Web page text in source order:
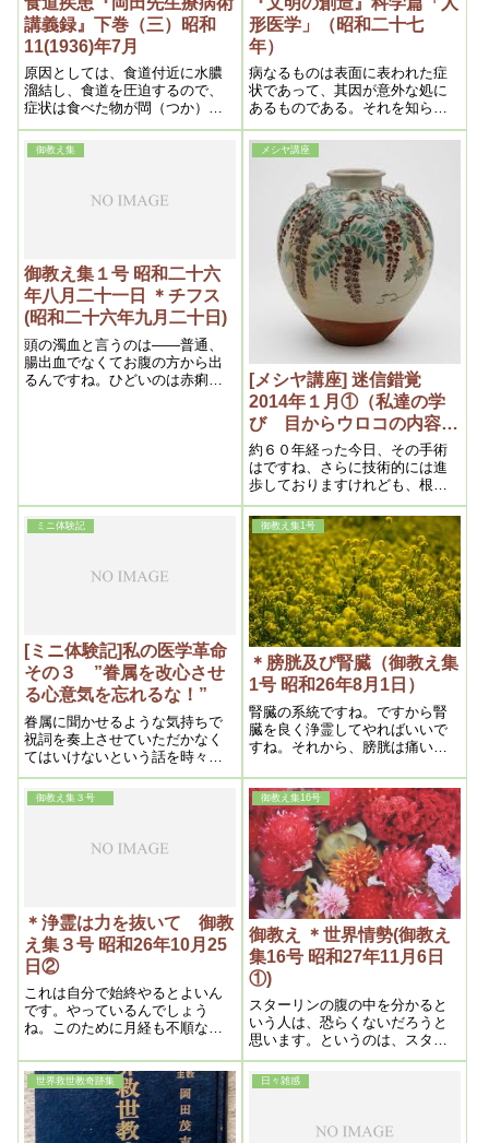
講義録』下巻（三）昭和
11(1936)年7月
原因としては、食道付近に水膿
溜結し、食道を圧迫するので、
症状は食べた物が閊（つか）え
る。末期には全然食物が通らな
くなり、水を飲んでも吐くよう
になるのであります
形医学」（昭和二十七
年）
病なるものは表面に表われた症
状であって、其因が意外な処に
あるものである。それを知らな
い医学は、症状さえ治せば病気
は治るものと解釈しているの
で、真の医術ではないのであ
る。それは全く人間は綜合体で
あるという事の認識がないから
である
御教え集
御教え集１号 昭和二十六
年八月二十一日 ＊チフス
(昭和二十六年九月二十日)
頭の濁血と言うのは——普通、
腸出血でなくてお腹の方から出
るんですね。ひどいのは赤痢で
メシヤ講座
[メシヤ講座] 迷信錯覚
2014年１月①（私達の学
び 目からウロコの内容よ
り）
約６０年経った今日、その手術
はですね、さらに技術的には進
歩しておりますけれども、根本
的に肉体の機能を残しつつ病だ
けを除去するという手術は未だ
に出来ておりませんので、メシ
ヤ様が医学者にもっと研究を重
ねてもらいたい
ミニ体験記
[ミニ体験記]私の医学革命
その３ ”眷属を改心させ
る心意気を忘れるな！”
眷属に聞かせるような気持ちで
祝詞を奏上させていただかなく
てはいけないという話を時々聞
かせてもらっていたのです
が、”眷属”という言葉の意味があ
まりよくわかっていなかったの
という御論文で使われているこ
て）か緯（よこ）どちらかにつ
い偏りがちになっていることを
反省させられました。
御教え集1号
＊膀胱及び腎臓（御教え集
1号 昭和26年8月1日）
腎臓の系統ですね。ですから腎
臓を良く浄霊してやればいいで
すね。それから、膀胱は痛い
のは、小便に 相当薬毒が入って
いるから、膀胱の粘膜を刺戟す
る
御教え集３号
＊浄霊は力を抜いて 御教
え集３号 昭和26年10月25
日②
これは自分で始終やるとよいん
です。やっているんでしょう
ね。このために月経も不順なん
いかんです。霊力が強ければじ
き治っちゃう。霊力が弱いとい
うのは、力をいれるからで、ぜ
んぜん力を入れなければ非常に
強くなる
御教え集16号
御教え ＊世界情勢(御教え
集16号 昭和27年11月6日
①)
スターリンの腹の中を分かると
いう人は、恐らくないだろうと
思います。というのは、スター
リンも自分で分からないので
す。スターリンの奥にスターリ
ンを操っている者があるので
ら、非常に神秘で奥深いので
世界救世教奇跡集 日々雑感